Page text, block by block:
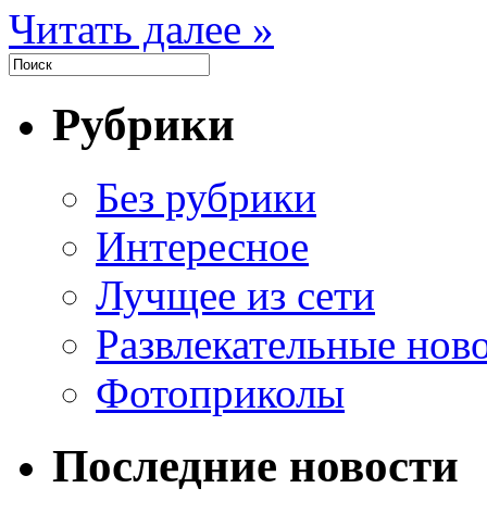
Читать далее »
Рубрики
Без рубрики
Интересное
Лучщее из сети
Развлекательные
Фотоприколы
Последние новости